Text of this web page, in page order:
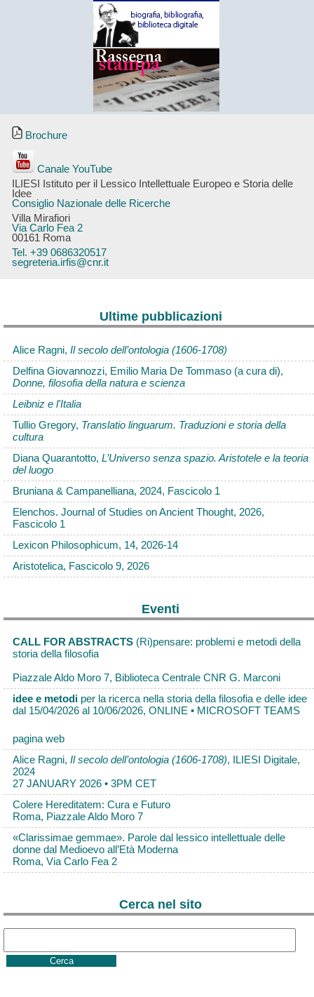
Brochure
Canale YouTube
ILIESI Istituto per il Lessico Intellettuale Europeo e Storia delle
Idee
Consiglio Nazionale delle Ricerche
Villa Mirafiori
Via Carlo Fea 2
00161 Roma
Tel. +39 0686320517
segreteria.irfis@cnr.it
Ultime pubblicazioni
Alice Ragni, Il secolo dell’ontologia (1606-1708)
Delfina Giovannozzi, Emilio Maria De Tommaso (a cura di),
Donne, filosofia della natura e scienza
Leibniz e l'Italia
Tullio Gregory, Translatio linguarum. Traduzioni e storia della
cultura
Diana Quarantotto, L’Universo senza spazio. Aristotele e la teoria
del luogo
Bruniana & Campanelliana, 2024, Fascicolo 1
Elenchos. Journal of Studies on Ancient Thought, 2026,
Fascicolo 1
Lexicon Philosophicum, 14, 2026-14
Aristotelica, Fascicolo 9, 2026
Eventi
CALL FOR ABSTRACTS (Ri)pensare: problemi e metodi della
storia della filosofia
Piazzale Aldo Moro 7, Biblioteca Centrale CNR G. Marconi
idee e metodi per la ricerca nella storia della filosofia e delle idee
dal 15/04/2026 al 10/06/2026, ONLINE • MICROSOFT TEAMS
pagina web
Alice Ragni, Il secolo dell’ontologia (1606-1708), ILIESI Digitale,
2024
27 JANUARY 2026 • 3PM CET
Colere Hereditatem: Cura e Futuro
Roma, Piazzale Aldo Moro 7
«Clarissimae gemmae». Parole dal lessico intellettuale delle
donne dal Medioevo all’Età Moderna
Roma, Via Carlo Fea 2
Cerca nel sito